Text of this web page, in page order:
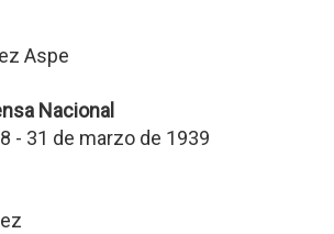
Aspe
Nacional
- 31 de marzo de 1939